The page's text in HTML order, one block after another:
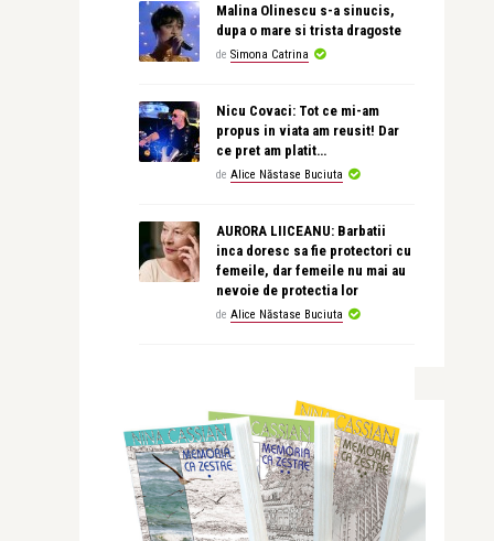
Malina Olinescu s-a sinucis,
dupa o mare si trista dragoste
de Simona Catrina
Nicu Covaci: Tot ce mi-am
propus in viata am reusit! Dar
ce pret am platit…
de Alice Năstase Buciuta
AURORA LIICEANU: Barbatii
inca doresc sa fie protectori cu
femeile, dar femeile nu mai au
nevoie de protectia lor
de Alice Năstase Buciuta